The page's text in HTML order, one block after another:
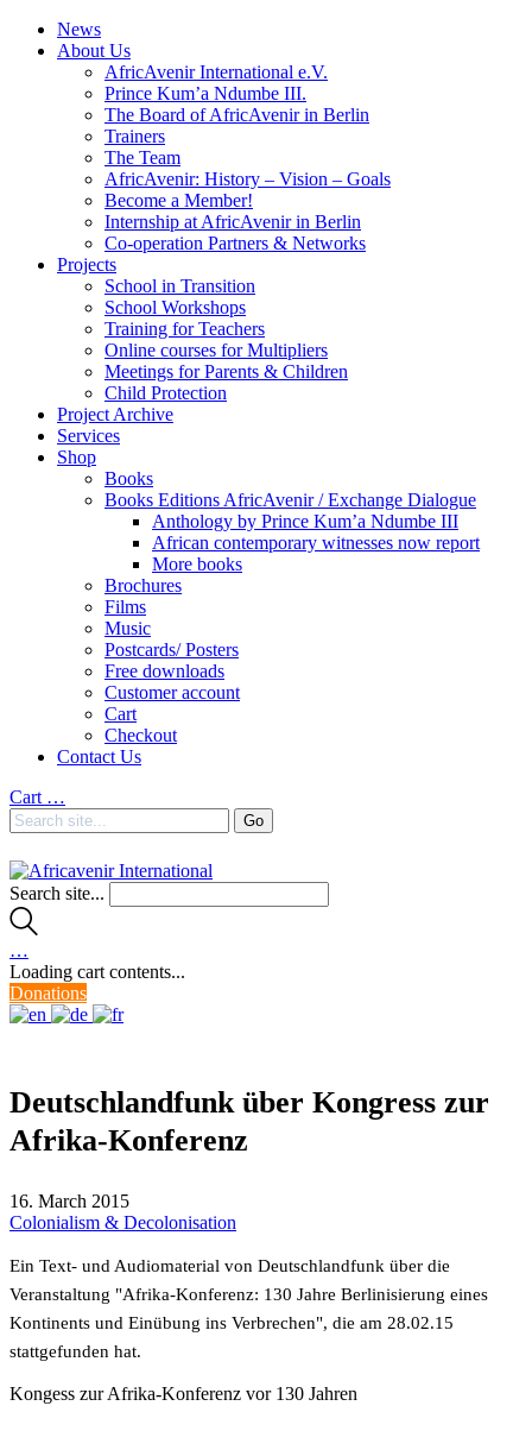
News
About Us
AfricAvenir International e.V.
Prince Kum’a Ndumbe III.
The Board of AfricAvenir in Berlin
Trainers
The Team
AfricAvenir: History – Vision – Goals
Become a Member!
Internship at AfricAvenir in Berlin
Co-operation Partners & Networks
Projects
School in Transition
School Workshops
Training for Teachers
Online courses for Multipliers
Meetings for Parents & Children
Child Protection
Project Archive
Services
Shop
Books
Books Editions AfricAvenir / Exchange Dialogue
Anthology by Prince Kum’a Ndumbe III
African contemporary witnesses now report
More books
Brochures
Films
Music
Postcards/ Posters
Free downloads
Customer account
Cart
Checkout
Contact Us
Cart …
Search site...
…
Loading cart contents...
Donations
Deutschlandfunk über Kongress zur
Afrika-Konferenz
16. March 2015
Colonialism & Decolonisation
Ein Text- und Audiomaterial von Deutschlandfunk über die
Veranstaltung "Afrika-Konferenz: 130 Jahre Berlinisierung eines
Kontinents und Einübung ins Verbrechen", die am 28.02.15
stattgefunden hat.
Kongess zur Afrika-Konferenz vor 130 Jahren